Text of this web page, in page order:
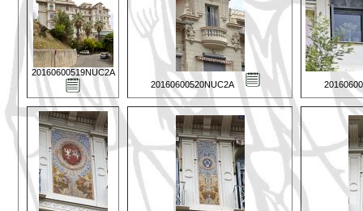
20160600519NUC2A
20160600520NUC2A